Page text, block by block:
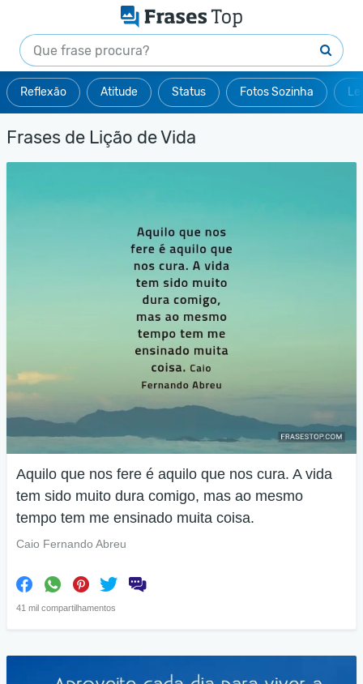
Reflexão Atitude Status Fotos Sozinha
Frases de Lição de Vida
Aquilo que nos fere é aquilo que nos cura. A vida
tem sido muito dura comigo, mas ao mesmo
tempo tem me ensinado muita coisa.
Caio Fernando Abreu
41 mil compartilhamentos